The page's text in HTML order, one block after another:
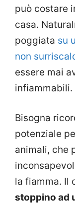
può costare
casa.
poggiata su
non
essere mai
infiammabili.
Bisogna
potenziale
animali, che
la fiamma. Il
stoppino ad